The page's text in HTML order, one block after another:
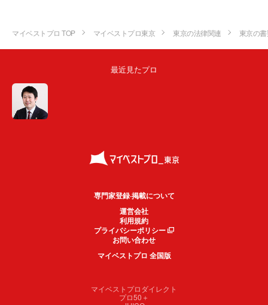
マイベストプロ TOP マイベストプロ東京 東京の法律関連 東京の
最近見たプロ
専門家登録·掲載について
運営会社
利用規約
プライバシーポリシー
お問い合わせ
マイベストプロ 全国版
マイベストプロダイレクト
プロ50＋